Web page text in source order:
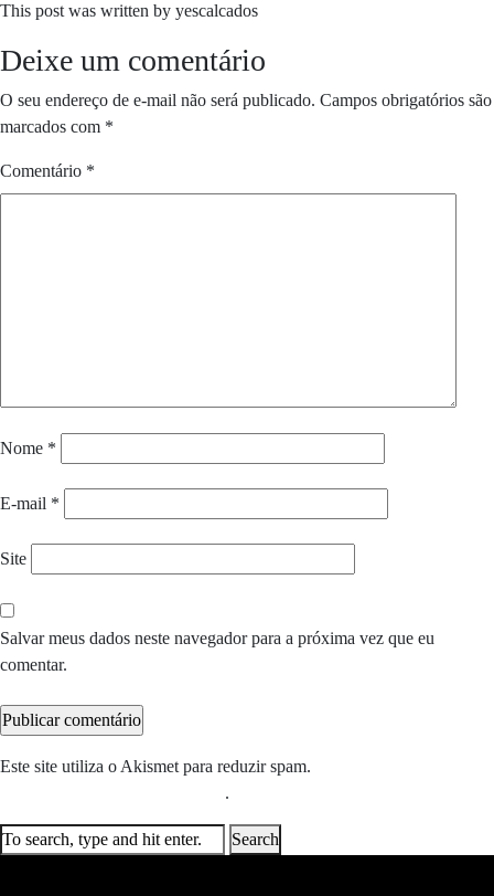
This post was written by yescalcados
Deixe um comentário
O seu endereço de e-mail não será publicado. Campos obrigatórios são
marcados com *
Comentário *
Nome *
E-mail *
Site
Salvar meus dados neste navegador para a próxima vez que eu
comentar.
Este site utiliza o Akismet para reduzir spam.
.
Search